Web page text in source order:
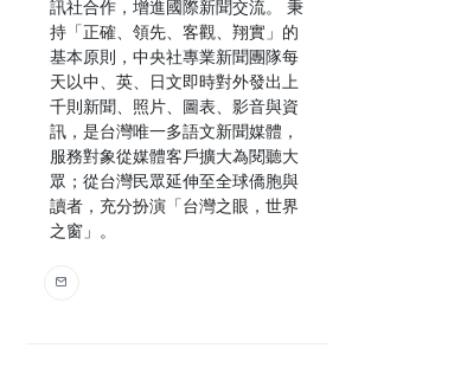
訊社合作，增進國際新聞交流。 秉
持「正確、領先、客觀、翔實」的
基本原則，中央社專業新聞團隊每
天以中、英、日文即時對外發出上
千則新聞、照片、圖表、影音與資
訊，是台灣唯一多語文新聞媒體，
服務對象從媒體客戶擴大為閱聽大
眾；從台灣民眾延伸至全球僑胞與
讀者，充分扮演「台灣之眼，世界
之窗」。